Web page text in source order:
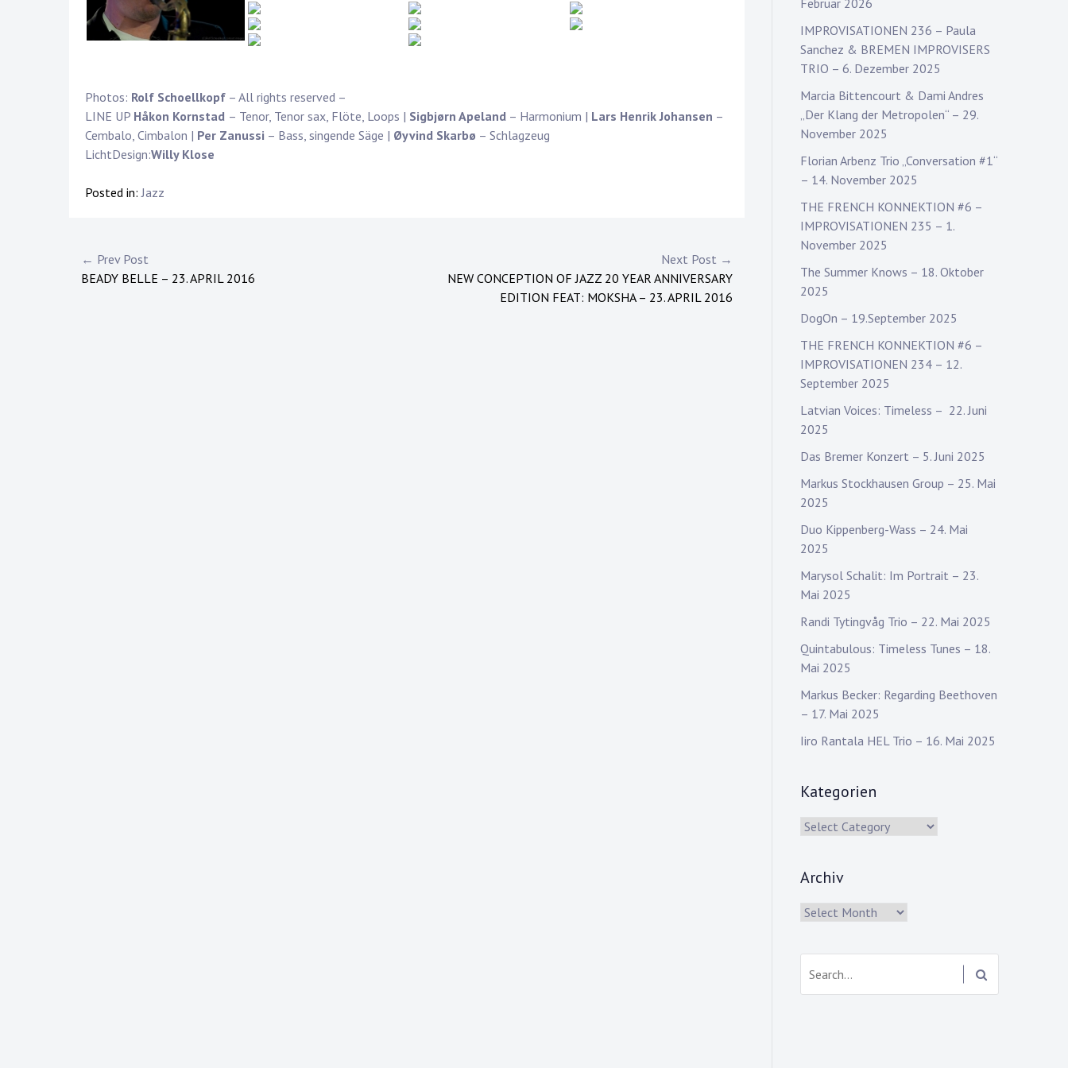
Photos: Rolf Schoellkopf – All rights reserved –
LINE UP Håkon Kornstad – Tenor, Tenor sax, Flöte, Loops | Sigbjørn Apeland – Harmonium | Lars Henrik Johansen –
Cembalo, Cimbalon | Per Zanussi – Bass, singende Säge | Øyvind Skarbø – Schlagzeug
LichtDesign:Willy Klose
Posted in:Jazz
Post
navigation
← Prev Post
BEADY BELLE – 23. APRIL 2016
Next Post →
NEW CONCEPTION OF JAZZ 20 YEAR ANNIVERSARY
EDITION FEAT: MOKSHA – 23. APRIL 2016
Februar 2026
IMPROVISATIONEN 236 – Paula
Sanchez & BREMEN IMPROVISERS
TRIO – 6. Dezember 2025
Marcia Bittencourt & Dami Andres
„Der Klang der Metropolen“ – 29.
November 2025
Florian Arbenz Trio „Conversation #1“
– 14. November 2025
THE FRENCH KONNEKTION #6 –
IMPROVISATIONEN 235 – 1.
November 2025
The Summer Knows – 18. Oktober
2025
DogOn – 19.September 2025
THE FRENCH KONNEKTION #6 –
IMPROVISATIONEN 234 – 12.
September 2025
Latvian Voices: Timeless – 22. Juni
2025
Das Bremer Konzert – 5. Juni 2025
Markus Stockhausen Group – 25. Mai
2025
Duo Kippenberg-Wass – 24. Mai
2025
Marysol Schalit: Im Portrait – 23.
Mai 2025
Randi Tytingvåg Trio – 22. Mai 2025
Quintabulous: Timeless Tunes – 18.
Mai 2025
Markus Becker: Regarding Beethoven
– 17. Mai 2025
Iiro Rantala HEL Trio – 16. Mai 2025
Kategorien
Kategorien
Archiv
Archiv